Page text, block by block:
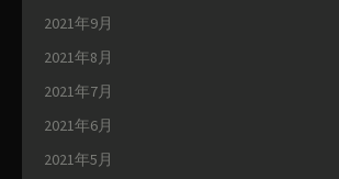
2021年9月
2021年8月
2021年7月
2021年6月
2021年5月